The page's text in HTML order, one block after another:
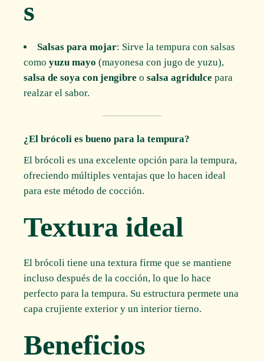
s
Salsas para mojar: Sirve la tempura con salsas
comoyuzu mayo (mayonesa con jugo de yuzu),
salsa de soya con jengibre osalsa agridulce para
realzar el sabor.
¿El brócoli es bueno para la tempura?
El brócoli es una excelente opción para la tempura,
ofreciendo múltiples ventajas que lo hacen ideal
para este método de cocción.
Textura ideal
El brócoli tiene una textura firme que se mantiene
incluso después de la cocción, lo que lo hace
perfecto para la tempura. Su estructura permete una
capa crujiente exterior y un interior tierno.
Beneficios